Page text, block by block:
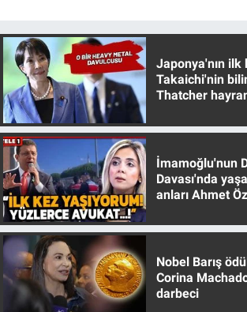
Japonya'nın ilk
Takaichi'nin
Thatcher
İmamoğlu'nun
Davası'nda
anları Ahmet
Nobel Barış
Corina
darbeci